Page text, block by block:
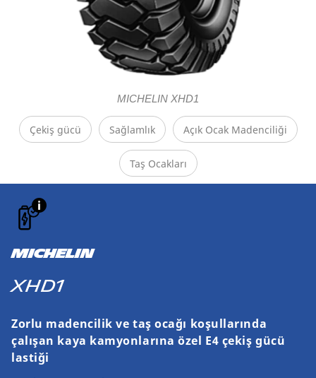
MICHELIN XHD1
Çekiş gücü Sağlamlık Açık Ocak Madenciliği
Taş Ocakları
MICHELIN
XHD1
Zorlu madencilik ve taş ocağı koşullarında
çalışan kaya kamyonlarına özel E4 çekiş gücü
lastiği